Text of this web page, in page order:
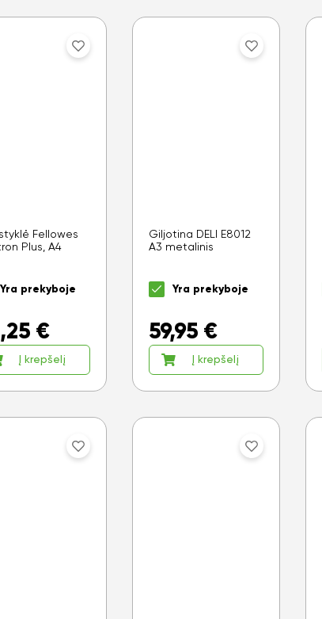
Fellowes
Plus, A4
Yra prekyboje
€
Į krepšelį
Giljotina DELI E8012
A3 metalinis
Yra prekyboje
59,95 €
Į krepšelį